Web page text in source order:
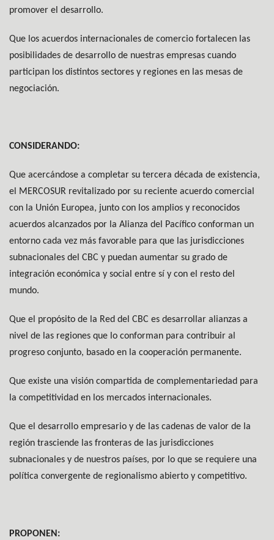
promover el desarrollo.
Que los acuerdos internacionales de comercio fortalecen las
posibilidades de desarrollo de nuestras empresas cuando
participan los distintos sectores y regiones en las mesas de
negociación.
CONSIDERANDO:
Que acercándose a completar su tercera década de existencia,
el MERCOSUR revitalizado por su reciente acuerdo comercial
con la Unión Europea, junto con los amplios y reconocidos
acuerdos alcanzados por la Alianza del Pacífico conforman un
entorno cada vez más favorable para que las jurisdicciones
subnacionales del CBC y puedan aumentar su grado de
integración económica y social entre sí y con el resto del
mundo.
Que el propósito de la Red del CBC es desarrollar alianzas a
nivel de las regiones que lo conforman para contribuir al
progreso conjunto, basado en la cooperación permanente.
Que existe una visión compartida de complementariedad para
la competitividad en los mercados internacionales.
Que el desarrollo empresario y de las cadenas de valor de la
región trasciende las fronteras de las jurisdicciones
subnacionales y de nuestros países, por lo que se requiere una
política convergente de regionalismo abierto y competitivo.
PROPONEN: